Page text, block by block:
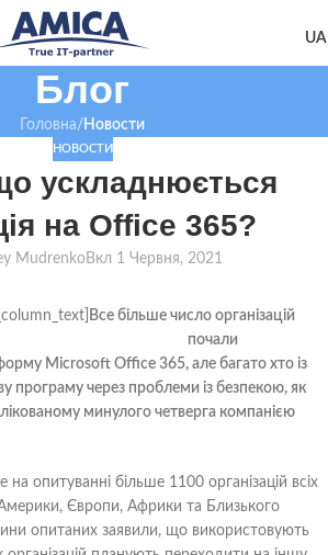
Блог
Головна/ Новости
НОВОСТИ
ускладнюється
на Office 365?
MudrenkoВкл 1 Червня, 2021
Все більше число організацій
почали
Microsoft Office 365, але багато хто із
програму через проблеми із безпекою, як
минулого четверга компанією
опитуванні більше 1100 організацій всіх
Америки, Європи, Африки та Близького
опитаних заявили, що використовують